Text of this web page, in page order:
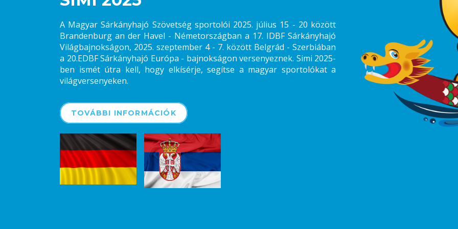
A Magyar Sárkányhajó Szövetség sportolói 2025. július 15 - 20 között
Brandenburg an der Havel - Németországban a 17. IDBF Sárkányhajó
Világbajnokságon, 2025. szeptember 4 - 7. között Belgrád - Szerbiában
a 20.EDBF Sárkányhajó Európa - bajnokságon versenyeznek. Simi 2025-
ben ismét útra kell, hogy elkísérje, segítse a magyar sportolókat a
világversenyeken.
TOVÁBBI INFORMÁCIÓK